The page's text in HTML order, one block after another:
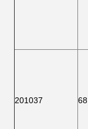
201037 68